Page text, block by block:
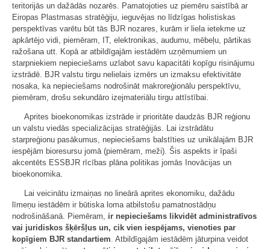
teritorijās un dažādās nozarēs. Pamatojoties uz piemēru saistībā ar
Eiropas Plastmasas stratēģiju, ieguvējas no līdzīgas holistiskas
perspektīvas varētu būt tās BJR nozares, kurām ir liela ietekme uz
apkārtējo vidi, piemēram, IT, elektronikas, audumu, mēbeļu, pārtikas
ražošana utt. Kopā ar atbildīgajām iestādēm uzņēmumiem un
starpniekiem nepieciešams uzlabot savu kapacitāti kopīgu risinājumu
izstrādē. BJR valstu tirgu nelielais izmērs un izmaksu efektivitāte
nosaka, ka nepieciešams nodrošināt makroreģionālu perspektīvu,
piemēram, drošu sekundāro izejmateriālu tirgu attīstībai.
Aprites bioekonomikas izstrāde ir prioritāte daudzās BJR reģionu
un valstu viedās specializācijas stratēģijās. Lai izstrādātu
starpreģionu pasākumus, nepieciešams balstīties uz unikālajām BJR
iespējām bioresursu jomā (piemēram, meži). Šis aspekts ir īpaši
akcentēts ESSBJR rīcības plāna politikas jomās Inovācijas un
bioekonomika.
Lai veicinātu izmaiņas no lineārā aprites ekonomiku, dažādu
līmeņu iestādēm ir būtiska loma atbilstošu pamatnostādņu
nodrošināšanā. Piemēram, ir nepieciešams likvidēt administratīvos
vai juridiskos šķēršļus un, cik vien iespējams, vienoties par
kopīgiem BJR standartiem. Atbildīgajām iestādēm jāturpina veidot